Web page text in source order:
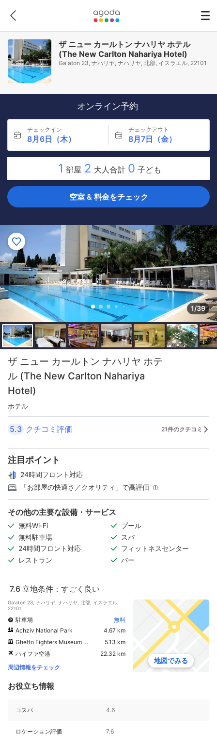
ザ ニュー カールトン ナハリヤ ホテル
(The New Carlton Nahariya Hotel)
Ga'aton 23, ナハリヤ, ナハリヤ, 北部, イスラエル, 22101
オンライン予約
チェックイン
8月6日（木）
チェックアウト
8月7日（金）
1 部屋 2 大人合計 0 子ども
空室 & 料金をチェック
1/39
ザ ニュー カールトン ナハリヤ ホテ
ル (The New Carlton Nahariya
Hotel)
ホテル
5.3 クチコミ評価 21件のクチコミ
注目ポイント
24時間フロント対応
「お部屋の快適さ／クオリティ」で高評価
その他の主要な設備・サービス
無料Wi-Fi
プール
無料駐車場
スパ
24時間フロント対応
フィットネスセンター
レストラン
バー
7.6 立地条件：すごく良い
Ga'aton 23, ナハリヤ, ナハリヤ, 北部, イスラエル,
22101
駐車場
無料
Achziv National Park
4.67 km
Ghetto Fighters Museum (Lohamei HaGetaot Museum)
5.13 km
ハイファ空港
22.32 km
周辺情報をチェック
地図でみる
お役立ち情報
コスパ 4.6
ロケーション評価 7.6